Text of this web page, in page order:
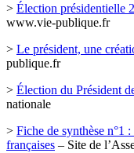
> Élection présidentielle
www.vie-publique.fr
> Le président, une
publique.fr
> Élection du Président
nationale
> Fiche de synthèse n°1
françaises – Site de